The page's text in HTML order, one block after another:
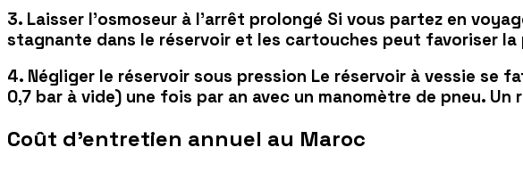
3. Laisser l'osmoseur à l'arrêt prolongé Si vous partez en
stagnante dans le réservoir et les cartouches peut favoriser
4. Négliger le réservoir sous pression Le réservoir à vessie
0,7 bar à vide) une fois par an avec un manomètre de pneu.
Coût d'entretien annuel au Maroc